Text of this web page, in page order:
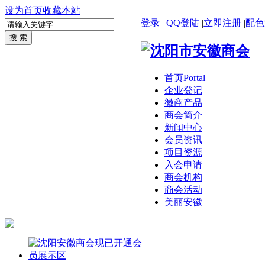
设为首页收藏本站
登录 | QQ登陆 |立即注册 |配
首页Portal
企业登记
徽商产品
商会简介
新闻中心
会员资讯
项目资源
入会申请
商会机构
商会活动
美丽安徽